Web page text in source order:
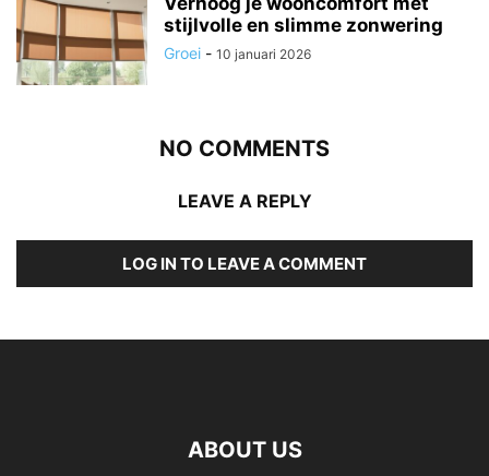
stijlvolle en slimme zonwering
Groei - 10 januari 2026
NO COMMENTS
LEAVE A REPLY
LOG IN TO LEAVE A COMMENT
ABOUT US